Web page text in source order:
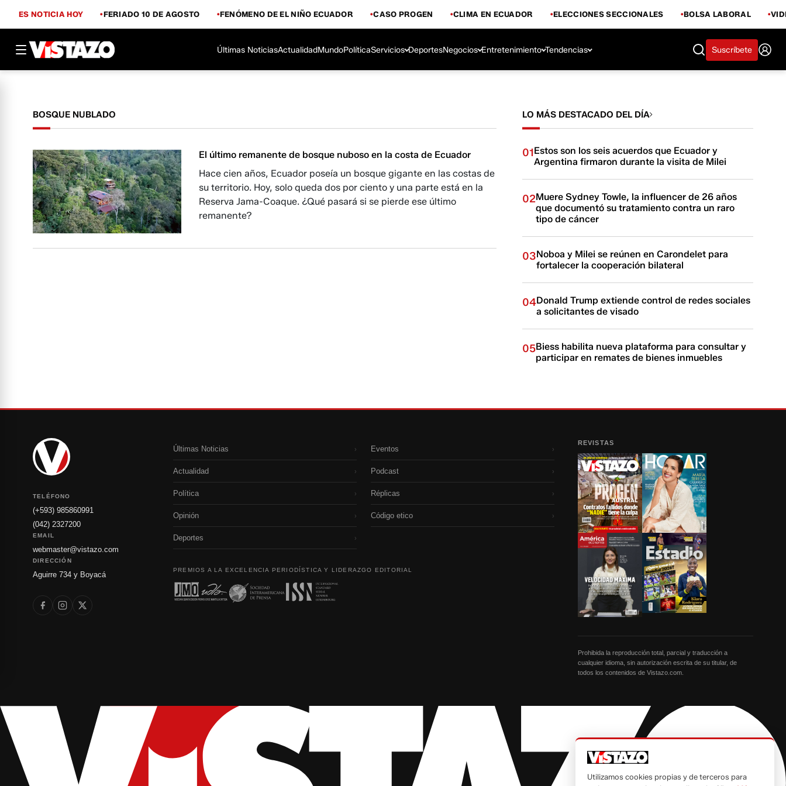
ES NOTICIA HOY FERIADO 10 DE AGOSTO FENÓMENO DE EL NIÑO ECUADOR CASO PROGEN CLIMA EN ECUADOR ELECCIONES SECCIONALES BOLSA LABORAL
Últimas NoticiasActualidadMundoPolíticaServicios DeportesNegocios Entretenimiento Tendencias Suscríbete
BOSQUE NUBLADO
El último remanente de bosque nuboso en la costa de Ecuador
Hace cien años, Ecuador poseía un bosque gigante en las costas de
su territorio. Hoy, solo queda dos por ciento y una parte está en la
Reserva Jama-Coaque. ¿Qué pasará si se pierde ese último
remanente?
LO MÁS DESTACADO DEL DÍA
01Estos son los seis acuerdos que Ecuador y
Argentina firmaron durante la visita de Milei
02Muere Sydney Towle, la influencer de 26 años
que documentó su tratamiento contra un raro
tipo de cáncer
03Noboa y Milei se reúnen en Carondelet para
fortalecer la cooperación bilateral
04Donald Trump extiende control de redes sociales
a solicitantes de visado
05Biess habilita nueva plataforma para consultar y
participar en remates de bienes inmuebles
TELÉFONO
(+593) 985860991
(042) 2327200
EMAIL
webmaster@vistazo.com
DIRECCIÓN
Aguirre 734 y Boyacá
Últimas Noticias ›
Actualidad ›
Política ›
Opinión ›
Deportes ›
Eventos ›
Podcast ›
Réplicas ›
Código etico ›
PREMIOS A LA EXCELENCIA PERIODÍSTICA Y LIDERAZGO EDITORIAL
REVISTAS
Prohibida la reproducción total, parcial y traducción a
cualquier idioma, sin autorización escrita de su titular, de
todos los contenidos de Vistazo.com.
Utilizamos cookies propias y de terceros para